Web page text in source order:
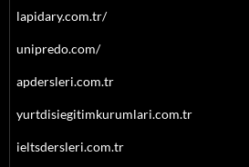
lapidary.com.tr/
unipredo.com/
apdersleri.com.tr
yurtdisiegitimkurumlari.com.tr
ieltsdersleri.com.tr